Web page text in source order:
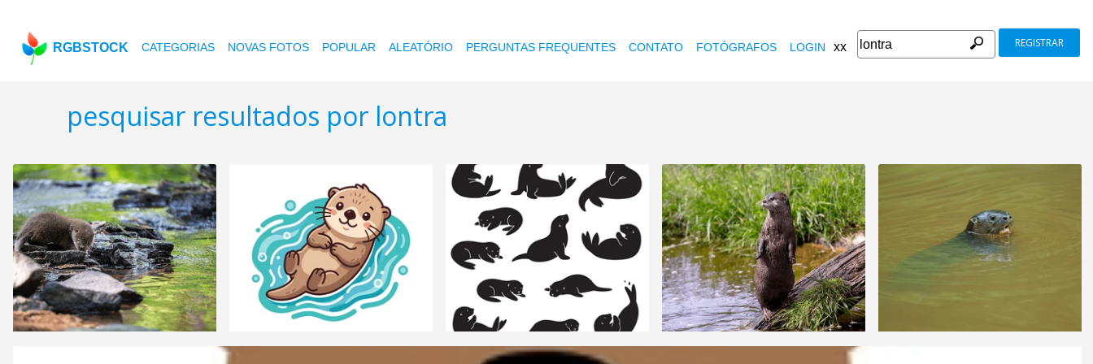
RGBSTOCK CATEGORIAS NOVAS FOTOS POPULAR ALEATÓRIO PERGUNTAS FREQUENTES CONTATO FOTÓGRAFOS LOGIN xx REGISTRAR
pesquisar resultados por lontra